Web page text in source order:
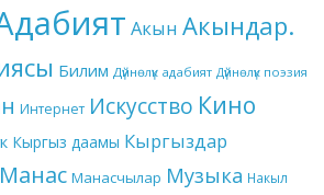
Акын Акындар.
Билим Дүйнөлүк адабият Дүйнөлүк поэзия
Интернет Искусство Кино
Кыргыз даамы Кыргыздар
Манас Манасчылар Музыка Накыл